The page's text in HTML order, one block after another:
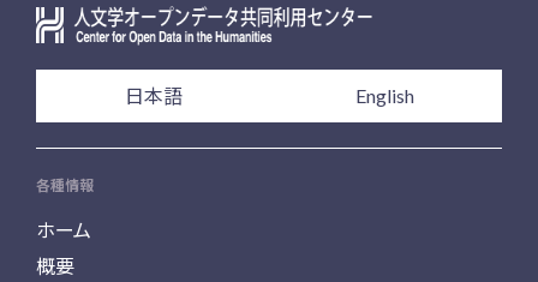
日本語 English
各種情報
ホーム
概要